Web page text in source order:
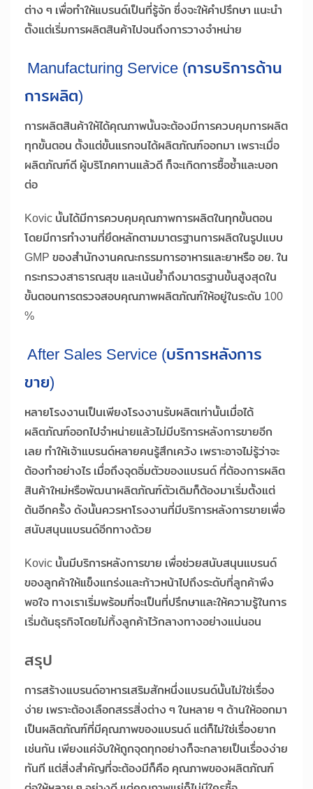
ต่าง ๆ เพื่อทำให้แบรนด์เป็นที่รู้จัก ซึ่งจะให้คำปรึกษา แนะนำ
ตั้งแต่เริ่มการผลิตสินค้าไปจนถึงการวางจำหน่าย
Manufacturing Service (การบริการด้าน
การผลิต)
การผลิตสินค้าให้ได้คุณภาพนั้นจะต้องมีการควบคุมการผลิต
ทุกขั้นตอน ตั้งแต่ขั้นแรกจนได้ผลิตภัณฑ์ออกมา เพราะเมื่อ
ผลิตภัณฑ์ดี ผู้บริโภคทานแล้วดี ก็จะเกิดการซื้อซ้ำและบอก
ต่อ
Kovic นั้นได้มีการควบคุมคุณภาพการผลิตในทุกขั้นตอน
โดยมีการทำงานที่ยึดหลักตามมาตรฐานการผลิตในรูปแบบ
GMP ของสำนักงานคณะกรรมการอาหารและยาหรือ อย. ใน
กระทรวงสาธารณสุข และเน้นย้ำถึงมาตรฐานขั้นสูงสุดใน
ขั้นตอนการตรวจสอบคุณภาพผลิตภัณฑ์ให้อยู่ในระดับ 100
%
After Sales Service (บริการหลังการ
ขาย)
หลายโรงงานเป็นเพียงโรงงานรับผลิตเท่านั้นเมื่อได้
ผลิตภัณฑ์ออกไปจำหน่ายแล้วไม่มีบริการหลังการขายอีก
เลย ทำให้เจ้าแบรนด์หลายคนรู้สึกเคว้ง เพราะอาจไม่รู้ว่าจะ
ต้องทำอย่างไร เมื่อถึงจุดอิ่มตัวของแบรนด์ ที่ต้องการผลิต
สินค้าใหม่หรือพัฒนาผลิตภัณฑ์ตัวเดิมก็ต้องมาเริ่มตั้งแต่
ต้นอีกครั้ง ดังนั้นควรหาโรงงานที่มีบริการหลังการขายเพื่อ
สนับสนุนแบรนด์อีกทางด้วย
Kovic นั้นมีบริการหลังการขาย เพื่อช่วยสนับสนุนแบรนด์
ของลูกค้าให้แข็งแกร่งและก้าวหน้าไปถึงระดับที่ลูกค้าพึง
พอใจ ทางเราเริ่มพร้อมที่จะเป็นที่ปรึกษาและให้ความรู้ในการ
เริ่มต้นธุรกิจโดยไม่ทิ้งลูกค้าไว้กลางทางอย่างแน่นอน
สรุป
การสร้างแบรนด์อาหารเสริมสักหนึ่งแบรนด์นั้นไม่ใช่เรื่อง
ง่าย เพราะต้องเลือกสรรสิ่งต่าง ๆ ในหลาย ๆ ด้านให้ออกมา
เป็นผลิตภัณฑ์ที่มีคุณภาพของแบรนด์ แต่ก็ไม่ใช่เรื่องยาก
เช่นกัน เพียงแค่จับให้ถูกจุดทุกอย่างก็จะกลายเป็นเรื่องง่าย
ทันที แต่สิ่งสำคัญที่จะต้องมีก็คือ คุณภาพของผลิตภัณฑ์